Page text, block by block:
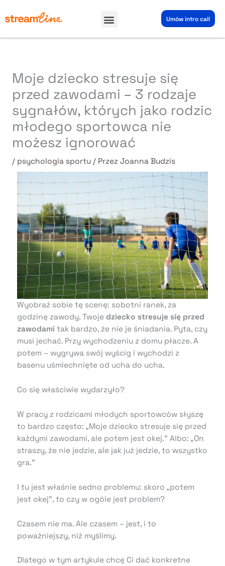
do
Menu Umów intro call
Moje dziecko stresuje się
przed zawodami – 3 rodzaje
sygnałów, których jako rodzic
młodego sportowca nie
możesz ignorować
/ psychologia sportu/ Przez Joanna Budzis
Wyobraź sobie tę scenę: sobotni ranek, za
godzinę zawody. Twoje dziecko stresuje się przed
zawodami tak bardzo, że nie je śniadania. Pyta, czy
musi jechać. Przy wychodzeniu z domu płacze. A
potem – wygrywa swój wyścig i wychodzi z
basenu uśmiechnięte od ucha do ucha.
Co się właściwie wydarzyło?
W pracy z rodzicami młodych sportowców słyszę
to bardzo często: „Moje dziecko stresuje się przed
każdymi zawodami, ale potem jest okej.” Albo: „On
straszy, że nie jedzie, ale jak już jedzie, to wszystko
gra.”
I tu jest właśnie sedno problemu: skoro „potem
jest okej”, to czy w ogóle jest problem?
Czasem nie ma. Ale czasem – jest, i to
poważniejszy, niż myślimy.
Dlatego w tym artykule chcę Ci dać konkretne